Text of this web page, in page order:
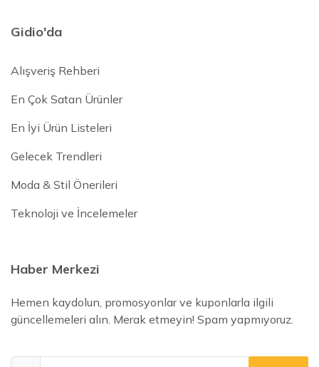
Gidio'da
Alışveriş Rehberi
En Çok Satan Ürünler
En İyi Ürün Listeleri
Gelecek Trendleri
Moda & Stil Önerileri
Teknoloji ve İncelemeler
Haber Merkezi
Hemen kaydolun, promosyonlar ve kuponlarla ilgili
güncellemeleri alın. Merak etmeyin! Spam yapmıyoruz.